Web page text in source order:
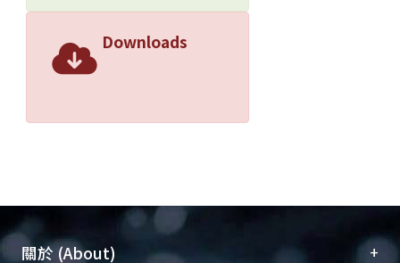
Downloads
關於 (About) +